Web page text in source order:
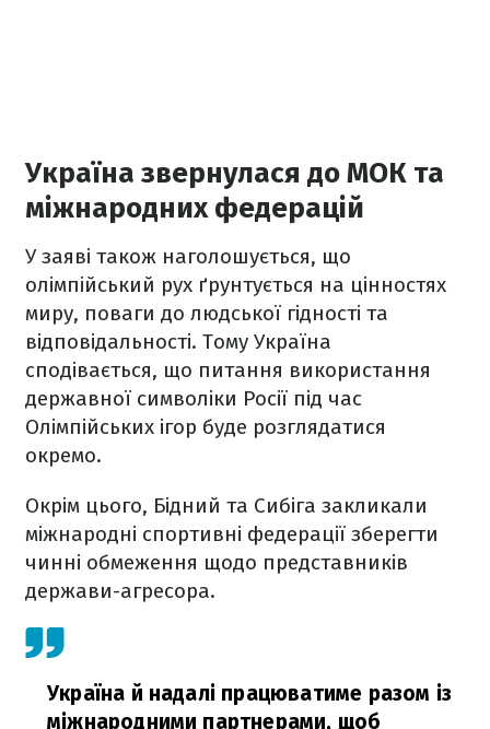
Україна звернулася до МОК та
міжнародних федерацій
У заяві також наголошується, що
олімпійський рух ґрунтується на цінностях
миру, поваги до людської гідності та
відповідальності. Тому Україна
сподівається, що питання використання
державної символіки Росії під час
Олімпійських ігор буде розглядатися
окремо.
Окрім цього, Бідний та Сибіга закликали
міжнародні спортивні федерації зберегти
чинні обмеження щодо представників
держави-агресора.
Україна й надалі працюватиме разом із
міжнародними партнерами, щоб